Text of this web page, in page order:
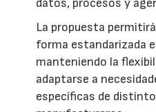
datos, procesos y
La propuesta
forma estandarizada
manteniendo la
adaptarse a
específicas de